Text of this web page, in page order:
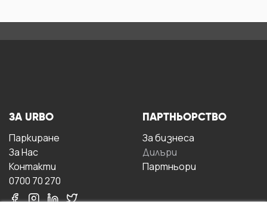
ЗА URBO
Паркиране
За Hас
Контакти
0700 70 270
ПАРТНЬОРСТВО
За бизнесa
Дилъри
Партньори